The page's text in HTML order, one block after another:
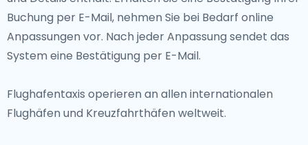
Buchung per E-Mail, nehmen Sie bei Bedarf online
Anpassungen vor. Nach jeder Anpassung sendet das
System eine Bestätigung per E-Mail.
Flughafentaxis operieren an allen internationalen
Flughäfen und Kreuzfahrthäfen weltweit.